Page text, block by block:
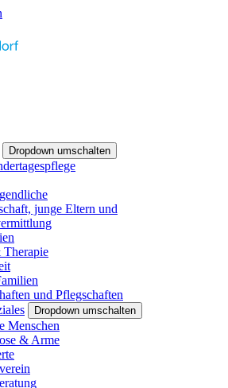
Dropdown umschalten
junge Eltern und
und Pflegschaften
Dropdown umschalten
Menschen
& Arme